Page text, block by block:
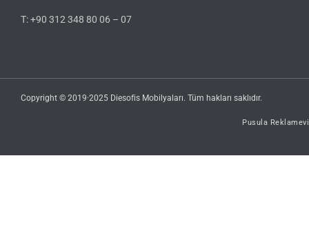
T: +90 312 348 80 06 – 07
Copyright © 2019·2025 Diesofis Mobilyaları. Tüm hakları saklıdır.
Pusula Reklamevi